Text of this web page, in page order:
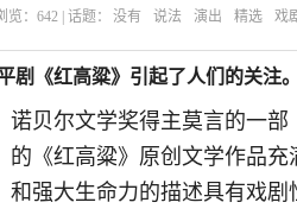
览： 642 | 话题： 没有 说法 演出 精选 戏
剧《红高粱》引起了人们的关注。
诺贝尔文学奖得主莫言的一
的《红高粱》原创文学作品
和强大生命力的描述具有戏